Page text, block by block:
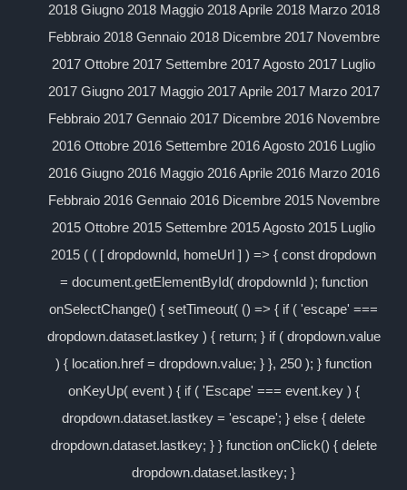
2018 Giugno 2018 Maggio 2018 Aprile 2018 Marzo 2018
Febbraio 2018 Gennaio 2018 Dicembre 2017 Novembre
2017 Ottobre 2017 Settembre 2017 Agosto 2017 Luglio
2017 Giugno 2017 Maggio 2017 Aprile 2017 Marzo 2017
Febbraio 2017 Gennaio 2017 Dicembre 2016 Novembre
2016 Ottobre 2016 Settembre 2016 Agosto 2016 Luglio
2016 Giugno 2016 Maggio 2016 Aprile 2016 Marzo 2016
Febbraio 2016 Gennaio 2016 Dicembre 2015 Novembre
2015 Ottobre 2015 Settembre 2015 Agosto 2015 Luglio
2015 ( ( [ dropdownId, homeUrl ] ) => { const dropdown
= document.getElementById( dropdownId ); function
onSelectChange() { setTimeout( () => { if ( 'escape' ===
dropdown.dataset.lastkey ) { return; } if ( dropdown.value
) { location.href = dropdown.value; } }, 250 ); } function
onKeyUp( event ) { if ( 'Escape' === event.key ) {
dropdown.dataset.lastkey = 'escape'; } else { delete
dropdown.dataset.lastkey; } } function onClick() { delete
dropdown.dataset.lastkey; }